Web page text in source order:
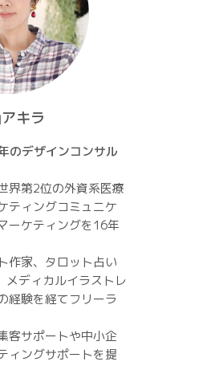
キラ
のデザインコンサル
界第2位の外資系医療
ティングコミュニケ
ーケティングを16年
作家、タロット占い
メディカルイラストレ
経験を経てフリーラ
客サポートや中小企
ィングサポートを提